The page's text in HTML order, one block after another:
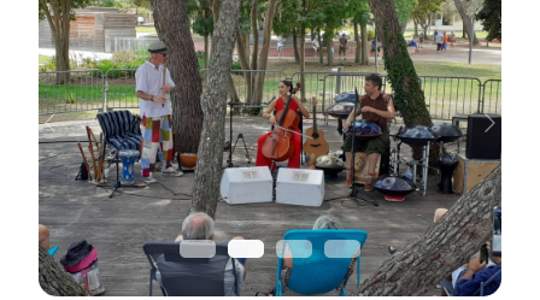
Previous Next